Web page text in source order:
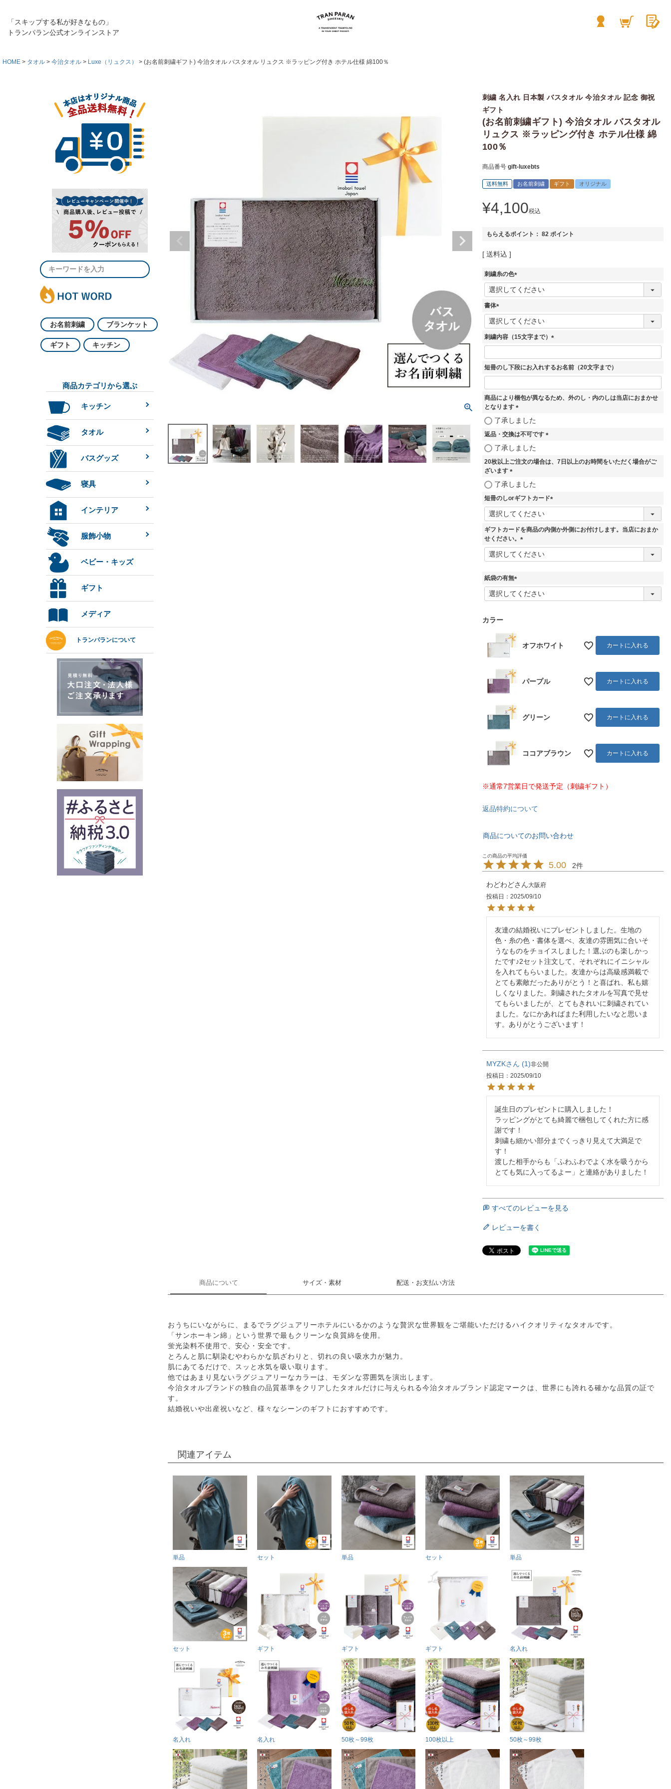
「スキップする私が好きなもの」
トランパラン公式オンラインストア
HOME タオル 今治タオル Luxe（リュクス） (お名前刺繍ギフト) 今治タオル バスタオル リュクス ※ラッピング付き ホテル仕様 綿100％
お名前刺繍 ブランケット
ギフト キッチン
商品カテゴリから選ぶ
キッチン
タオル
バスグッズ
寝具
インテリア
服飾小物
ベビー・キッズ
ギフト
メディア
トランパランについて
刺繍 名入れ 日本製 バスタオル 今治タオル 記念 御祝
ギフト
(お名前刺繍ギフト) 今治タオル バスタオル
リュクス ※ラッピング付き ホテル仕様 綿
100％
商品番号 gift-luxebts
送料無料 お名前刺繍 ギフト オリジナル
¥4,100税込
もらえるポイント： 82 ポイント
送料込
刺繍糸の色
(
必
書体
(
必
須
刺繍内容（15文字まで）
(
必
須
)
短冊のし下段にお入れするお名前（20文字まで）
商品により梱包が異なるため、外のし・内のしは当店におまかせ
となります
(
須
)
了承しました
返品・交換は不可です
須
了承しました
20枚以上ご注文の場合は、7日以上のお時間をいただく場合がご
ざいます
(
須
)
了承しました
短冊のしorギフトカード
(
須
ギフトカードを商品の内側か外側にお付けします。当店におまか
せください。
(
必
紙袋の有無
(
必
カラー
オフホワイト カートに入れる
パープル カートに入れる
グリーン カートに入れる
ココアブラウン カートに入れる
※通常7営業日で発送予定（刺繍ギフト）
返品特約について
商品についてのお問い合わせ
5.00 2
わどわど
大阪府
投稿日
2025/09/10
友達の結婚祝いにプレゼントしました。生地の
色・糸の色・書体を選べ、友達の雰囲気に合いそ
うなものをチョイスしました！選ぶのも楽しかっ
たです♪2セット注文して、それぞれにイニシャル
を入れてもらいました。友達からは高級感満載で
とても素敵だったありがとう！と喜ばれ、私も嬉
しくなりました。刺繍されたタオルを写真で見せ
てもらいましたが、とてもきれいに刺繍されてい
ました。なにかあればまた利用したいなと思いま
す。ありがとうございます！
MYZK 1 非公開
投稿日
2025/09/10
誕生日のプレゼントに購入しました！
ラッピングがとても綺麗で梱包してくれた方に感
謝です！
刺繍も細かい部分までくっきり見えて大満足で
す！
渡した相手からも「ふわふわでよく水を吸うから
とても気に入ってるよー」と連絡がありました！
すべてのレビューを見る
レビューを書く
商品について サイズ・素材 配送・お支払い方法
おうちにいながらに、まるでラグジュアリーホテルにいるかのような贅沢な世界観をご堪能いただけるハイクオリティなタオルです。
「サンホーキン綿」という世界で最もクリーンな良質綿を使用。
蛍光染料不使用で、安心・安全です。
とろんと肌に馴染むやわらかな肌ざわりと、切れの良い吸水力が魅力。
肌にあてるだけで、スッと水気を吸い取ります。
他ではあまり見ないラグジュアリーなカラーは、モダンな雰囲気を演出します。
今治タオルブランドの独自の品質基準をクリアしたタオルだけに与えられる今治タオルブランド認定マークは、世界にも誇れる確かな品質の証で
す。
結婚祝いや出産祝いなど、様々なシーンのギフトにおすすめです。
関連アイテム
単品 セット 単品 セット 単品
セット ギフト ギフト ギフト 名入れ
名入れ 名入れ 50枚～99枚 100枚以上 50枚～99枚